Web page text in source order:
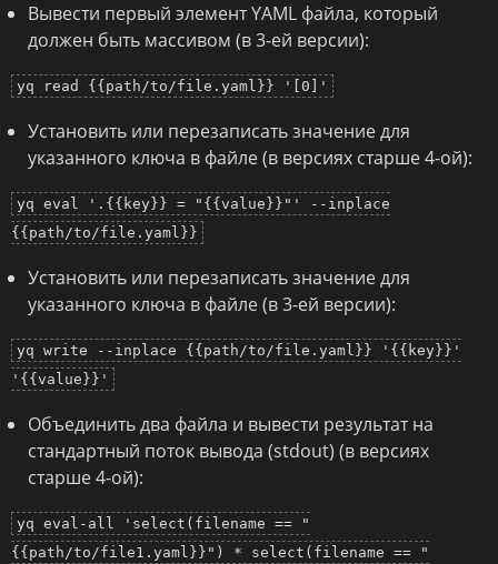
Вывести первый элемент YAML файла, который
должен быть массивом (в 3-ей версии):
yq read {{path/to/file.yaml}} '[0]'
Установить или перезаписать значение для
указанного ключа в файле (в версиях старше 4-ой):
yq eval '.{{key}} = "{{value}}"' --inplace
{{path/to/file.yaml}}
Установить или перезаписать значение для
указанного ключа в файле (в 3-ей версии):
yq write --inplace {{path/to/file.yaml}} '{{key}}'
'{{value}}'
Объединить два файла и вывести результат на
стандартный поток вывода (stdout) (в версиях
старше 4-ой):
yq eval-all 'select(filename == "
{{path/to/file1.yaml}}") * select(filename == "